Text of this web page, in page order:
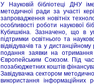
У Науковій бібліотеці ДНУ
методичної ради за участі
запровадження новітніх
особливості роботи наукової
Кубишкіна. Зазначено, що в
підтримки освітнього та
відвідувачів та у
подання заявки на
Європейським Союзом. Під
позабюджетних коштів
Завідувачка сектором
використання інформаційних